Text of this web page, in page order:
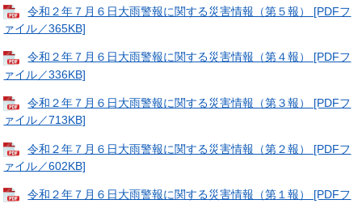
令和２年７月６日大雨警報に関する災害情報（第５報） [PDFフ
ァイル／365KB]
令和２年７月６日大雨警報に関する災害情報（第４報） [PDFフ
ァイル／336KB]
令和２年７月６日大雨警報に関する災害情報（第３報） [PDFフ
ァイル／713KB]
令和２年７月６日大雨警報に関する災害情報（第２報） [PDFフ
ァイル／602KB]
令和２年７月６日大雨警報に関する災害情報（第１報） [PDFフ